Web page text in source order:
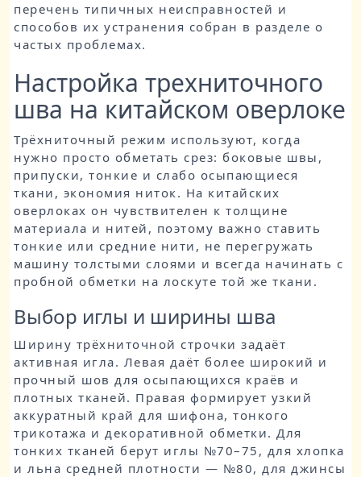
перечень типичных неисправностей и
способов их устранения собран в разделе о
частых проблемах.
Настройка трехниточного
шва на китайском оверлоке
Трёхниточный режим используют, когда
нужно просто обметать срез: боковые швы,
припуски, тонкие и слабо осыпающиеся
ткани, экономия ниток. На китайских
оверлоках он чувствителен к толщине
материала и нитей, поэтому важно ставить
тонкие или средние нити, не перегружать
машину толстыми слоями и всегда начинать с
пробной обметки на лоскуте той же ткани.
Выбор иглы и ширины шва
Ширину трёхниточной строчки задаёт
активная игла. Левая даёт более широкий и
прочный шов для осыпающихся краёв и
плотных тканей. Правая формирует узкий
аккуратный край для шифона, тонкого
трикотажа и декоративной обметки. Для
тонких тканей берут иглы №70–75, для хлопка
и льна средней плотности — №80, для джинсы